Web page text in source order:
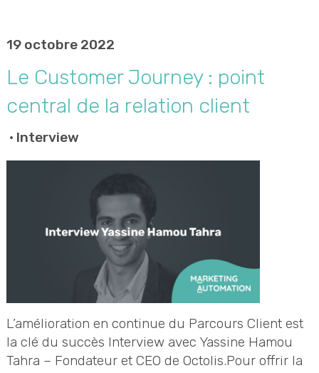
19 octobre 2022
Le Customer Journey : point
central de la relation client
• Interview
L’amélioration en continue du Parcours Client est
la clé du succès Interview avec Yassine Hamou
Tahra – Fondateur et CEO de Octolis.Pour offrir la